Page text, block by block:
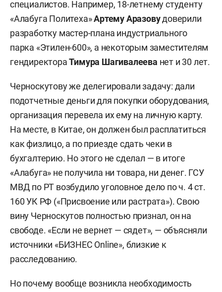
специалистов. Например, 18-летнему студенту
«Алабуга Политеха»Артему Аразовудоверили
разработку мастер-плана индустриального
парка «Этилен-600», а некоторым заместителям
гендиректораТимура Шагивалеева нет и 30 лет.
Черноскутову же делегировали задачу: дали
подотчетные деньги для покупки оборудования,
организация перевела их ему на личную карту.
На месте, в Китае, он должен был расплатиться
как физлицо, а по приезде сдать чеки в
бухгалтерию. Но этого не сделал — в итоге
«Алабуга» не получила ни товара, ни денег. ГСУ
МВД по РТ возбудило уголовное дело по ч. 4 ст.
160 УК РФ («Присвоение или растрата»). Свою
вину Черноскутов полностью признал, он на
свободе. «Если не вернет — сядет», — объясняли
источники «БИЗНЕС Online», близкие к
расследованию.
Но почему вообще возникла необходимость